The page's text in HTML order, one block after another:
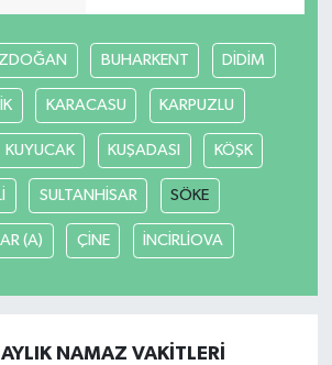
BUHARKENT DİDİM
KARACASU KARPUZLU
KUYUCAK KUŞADASI KÖŞK
SULTANHİSAR SÖKE
(A) ÇİNE İNCİRLİOVA
NAMAZ VAKITLERI